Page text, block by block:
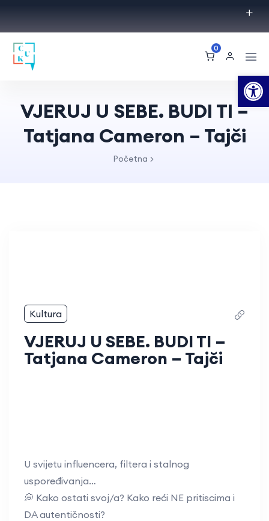
0
VJERUJ U SEBE. BUDI TI –
Tatjana Cameron – Tajči
Početna
Kultura
VJERUJ U SEBE. BUDI TI –
Tatjana Cameron – Tajči
U svijetu influencera, filtera i stalnog
uspoređivanja…
💭 Kako ostati svoj/a? Kako reći NE pritiscima i
DA autentičnosti?